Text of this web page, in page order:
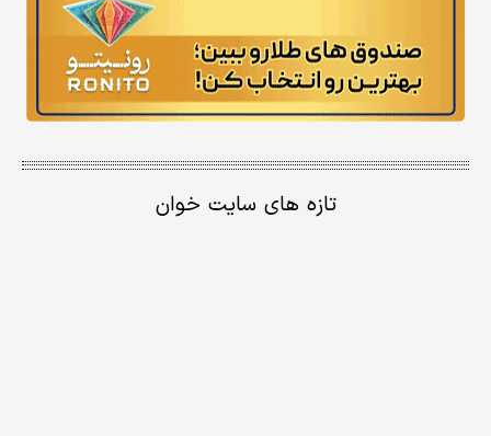
تازه های سایت خوان